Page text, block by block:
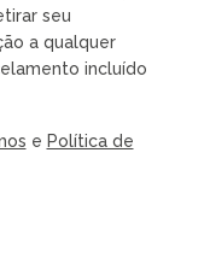
seu
a qualquer
incluído
e Política de